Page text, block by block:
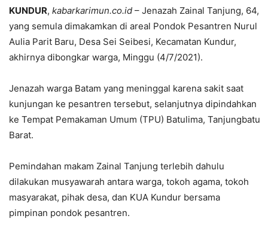
KUNDUR, kabarkarimun.co.id – Jenazah Zainal Tanjung, 64,
yang semula dimakamkan di areal Pondok Pesantren Nurul
Aulia Parit Baru, Desa Sei Seibesi, Kecamatan Kundur,
akhirnya dibongkar warga, Minggu (4/7/2021).
Jenazah warga Batam yang meninggal karena sakit saat
kunjungan ke pesantren tersebut, selanjutnya dipindahkan
ke Tempat Pemakaman Umum (TPU) Batulima, Tanjungbatu
Barat.
Pemindahan makam Zainal Tanjung terlebih dahulu
dilakukan musyawarah antara warga, tokoh agama, tokoh
masyarakat, pihak desa, dan KUA Kundur bersama
pimpinan pondok pesantren.